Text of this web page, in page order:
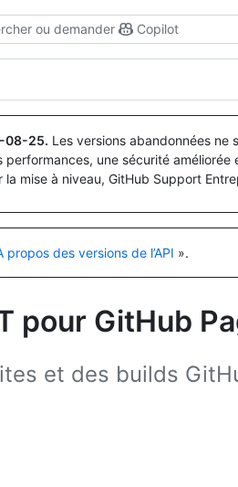
ou demander Copilot
08-25. Les versions abandonnées ne
une sécurité
la mise à niveau, GitHub Support
propos des versions de l’API ».
pour GitHub
et des builds